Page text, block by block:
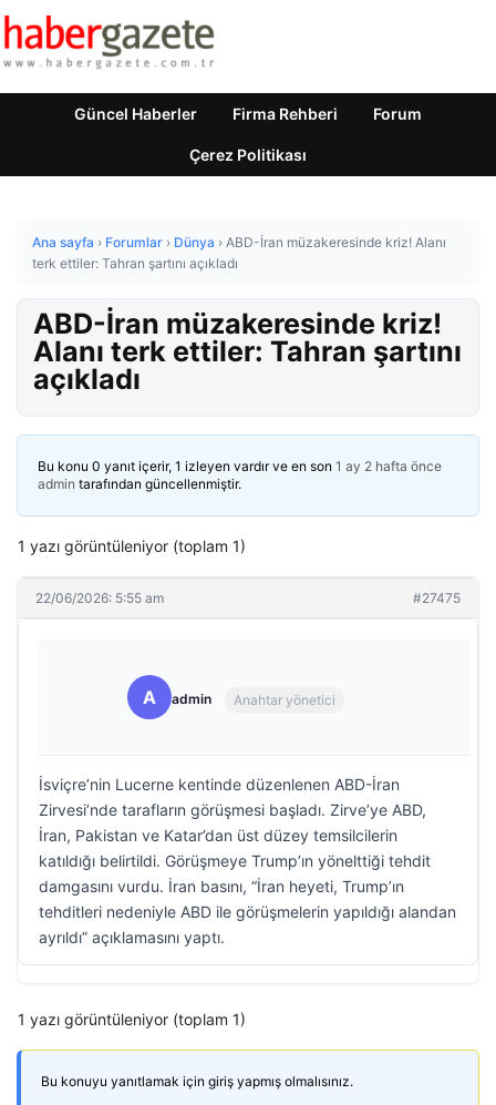
Güncel Haberler Firma Rehberi Forum
Çerez Politikası
Ana sayfa › Forumlar › Dünya › ABD-İran müzakeresinde kriz! Alanı
terk ettiler: Tahran şartını açıkladı
ABD-İran müzakeresinde kriz!
Alanı terk ettiler: Tahran şartını
açıkladı
Bu konu 0 yanıt içerir, 1 izleyen vardır ve en son 1 ay 2 hafta önce
admin tarafından güncellenmiştir.
1 yazı görüntüleniyor (toplam 1)
22/06/2026: 5:55 am #27475
A admin Anahtar yönetici
İsviçre’nin Lucerne kentinde düzenlenen ABD-İran
Zirvesi’nde tarafların görüşmesi başladı. Zirve’ye ABD,
İran, Pakistan ve Katar’dan üst düzey temsilcilerin
katıldığı belirtildi. Görüşmeye Trump’ın yönelttiği tehdit
damgasını vurdu. İran basını, “İran heyeti, Trump’ın
tehditleri nedeniyle ABD ile görüşmelerin yapıldığı alandan
ayrıldı” açıklamasını yaptı.
1 yazı görüntüleniyor (toplam 1)
Bu konuyu yanıtlamak için giriş yapmış olmalısınız.